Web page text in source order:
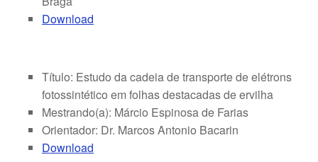
Download
Título: Estudo da cadeia de transporte de elétrons
fotossintético em folhas destacadas de ervilha
Mestrando(a): Márcio Espinosa de Farias
Orientador: Dr. Marcos Antonio Bacarin
Download